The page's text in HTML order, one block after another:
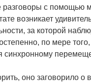
с помощью
возникает
за которой
по мере
синхронному
оно заговорило